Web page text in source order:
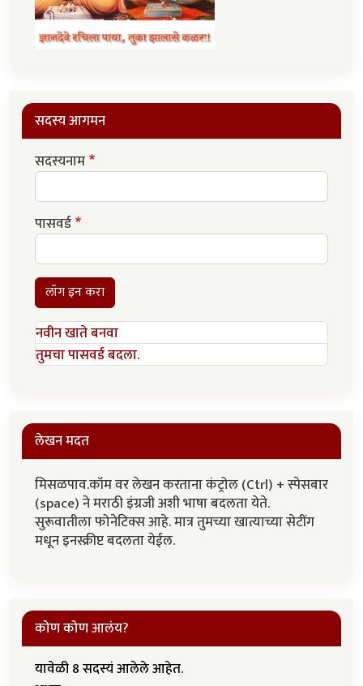
सदस्य आगमन
सदस्यनाम
पासवर्ड
लॉग इन करा
नवीन खाते बनवा
तुमचा पासवर्ड बदला.
लेखन मदत
मिसळपाव.कॉम वर लेखन करताना कंट्रोल (Ctrl) + स्पेसबार
(space) ने मराठी इंग्रजी अशी भाषा बदलता येते.
सुरूवातीला फोनेटिक्स आहे. मात्र तुमच्या खात्याच्या सेटींग
मधून इनस्क्रीप्ट बदलता येईल.
कोण कोण आलंय?
यावेळी 8 सदस्यं आलेले आहेत.